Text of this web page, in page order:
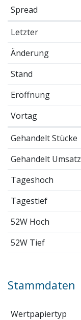
Spread
Letzter
Änderung
Stand
Eröffnung
Vortag
Gehandelt Stücke
Gehandelt Umsatz
Tageshoch
Tagestief
52W Hoch
52W Tief
Stammdaten
Wertpapiertyp